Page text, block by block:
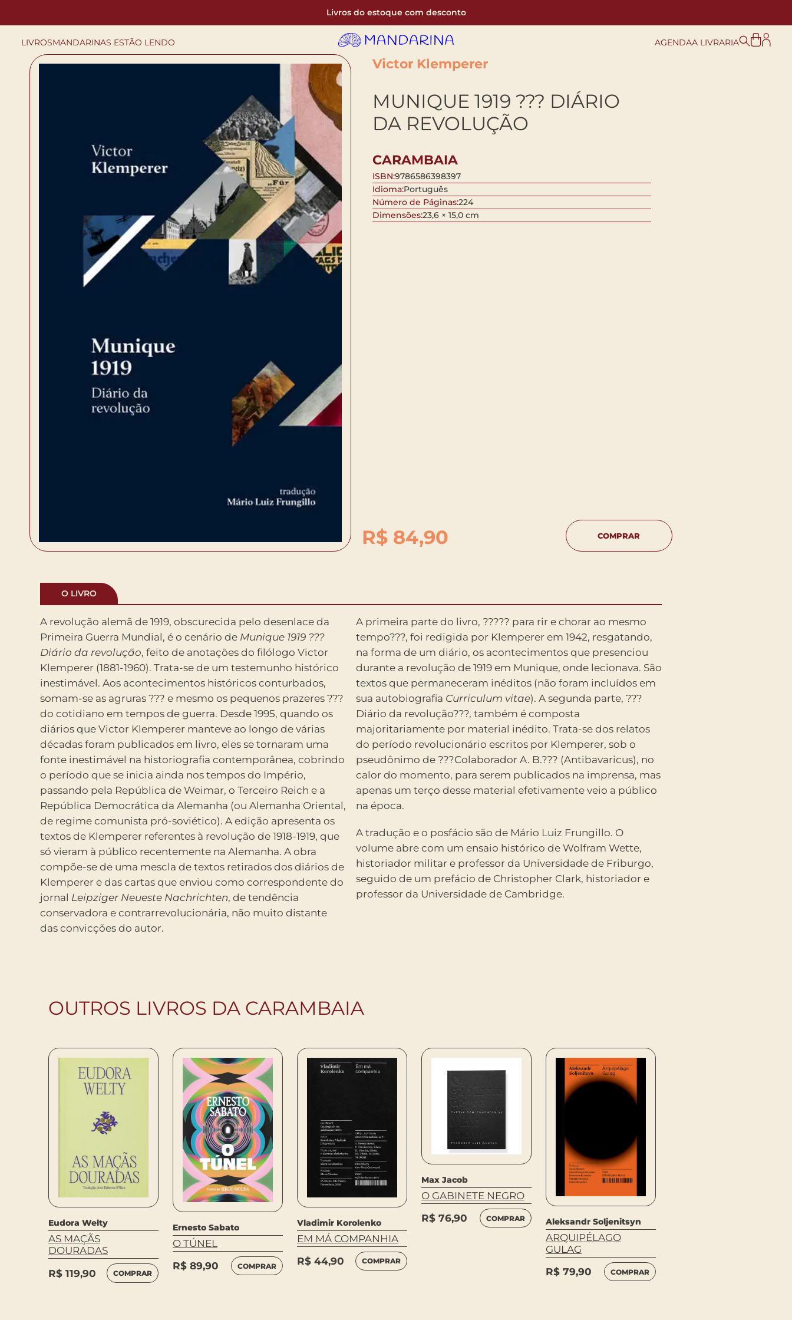
Livros do estoque com desconto
LIVROSMANDARINAS ESTÃO LENDO AGENDAA LIVRARIA
Victor Klemperer
MUNIQUE 1919 ??? DIÁRIO
DA REVOLUÇÃO
CARAMBAIA
ISBN:9786586398397
Idioma:Português
Número de Páginas:224
Dimensões:23,6 × 15,0 cm
R$84,90 COMPRAR
O LIVRO
A revolução alemã de 1919, obscurecida pelo desenlace da
Primeira Guerra Mundial, é o cenário de Munique 1919 ???
Diário da revolução, feito de anotações do filólogo Victor
Klemperer (1881-1960). Trata-se de um testemunho histórico
inestimável. Aos acontecimentos históricos conturbados,
somam-se as agruras ??? e mesmo os pequenos prazeres ???
do cotidiano em tempos de guerra. Desde 1995, quando os
diários que Victor Klemperer manteve ao longo de várias
décadas foram publicados em livro, eles se tornaram uma
fonte inestimável na historiografia contemporânea, cobrindo
o período que se inicia ainda nos tempos do Império,
passando pela República de Weimar, o Terceiro Reich e a
República Democrática da Alemanha (ou Alemanha Oriental,
de regime comunista pró-soviético). A edição apresenta os
textos de Klemperer referentes à revolução de 1918-1919, que
só vieram à público recentemente na Alemanha. A obra
compõe-se de uma mescla de textos retirados dos diários de
Klemperer e das cartas que enviou como correspondente do
jornal Leipziger Neueste Nachrichten, de tendência
conservadora e contrarrevolucionária, não muito distante
das convicções do autor.
A primeira parte do livro, ????? para rir e chorar ao mesmo
tempo???, foi redigida por Klemperer em 1942, resgatando,
na forma de um diário, os acontecimentos que presenciou
durante a revolução de 1919 em Munique, onde lecionava. São
textos que permaneceram inéditos (não foram incluídos em
sua autobiografia Curriculum vitae). A segunda parte, ???
Diário da revolução???, também é composta
majoritariamente por material inédito. Trata-se dos relatos
do período revolucionário escritos por Klemperer, sob o
pseudônimo de ???Colaborador A. B.??? (Antibavaricus), no
calor do momento, para serem publicados na imprensa, mas
apenas um terço desse material efetivamente veio a público
na época.
A tradução e o posfácio são de Mário Luiz Frungillo. O
volume abre com um ensaio histórico de Wolfram Wette,
historiador militar e professor da Universidade de Friburgo,
seguido de um prefácio de Christopher Clark, historiador e
professor da Universidade de Cambridge.
OUTROS LIVROS DA CARAMBAIA
Eudora Welty
AS MAÇÃS
DOURADAS
R$ 119,90 COMPRAR
Ernesto Sabato
O TÚNEL
R$ 89,90 COMPRAR
Vladimir Korolenko
EM MÁ COMPANHIA
R$ 44,90 COMPRAR
Max Jacob
O GABINETE NEGRO
R$ 76,90 COMPRAR Aleksandr Soljenitsyn
ARQUIPÉLAGO
GULAG
R$ 79,90 COMPRAR